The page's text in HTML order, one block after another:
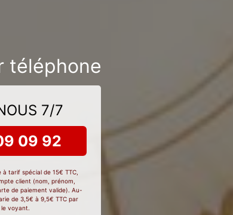
téléphone
7/7
09 92
tarif spécial de 15€ TTC,
client (nom, prénom,
de paiement valide). Au-
de 3,5€ à 9,5€ TTC par
voyant.